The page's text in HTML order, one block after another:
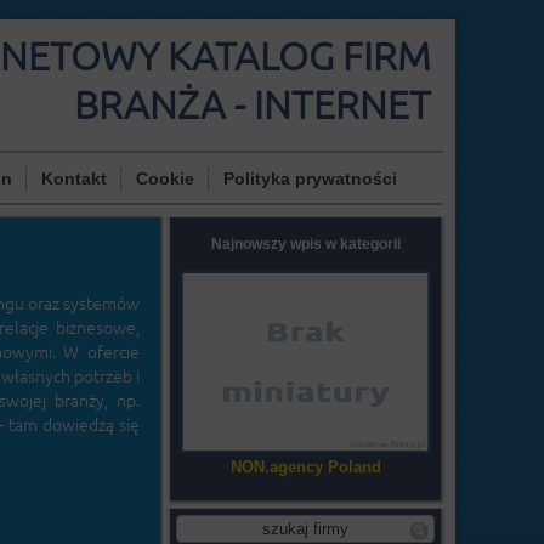
KATALOG FIRM
BRANŻA - INTERNET
Kontakt Cookie Polityka prywatności
oraz systemów
biznesowe,
W ofercie
potrzeb i
branży, np.
tam dowiedzą się
Najnowszy wpis w kategorii
NON.agency Poland